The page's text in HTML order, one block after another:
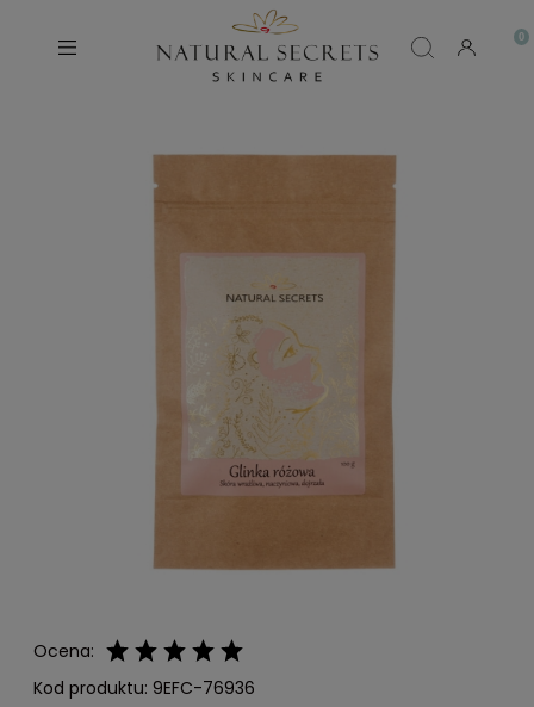
Ocena:
Kod produktu: 9EFC-76936